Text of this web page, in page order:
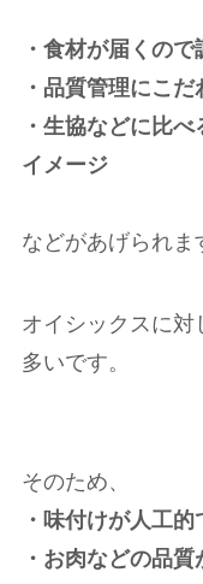
・食材が届くの
・品質管理にこ
・生協などに比
イメージ
などがあげられま
オイシックスに対
多いです。
そのため、
・味付けが人工
・お肉などの品